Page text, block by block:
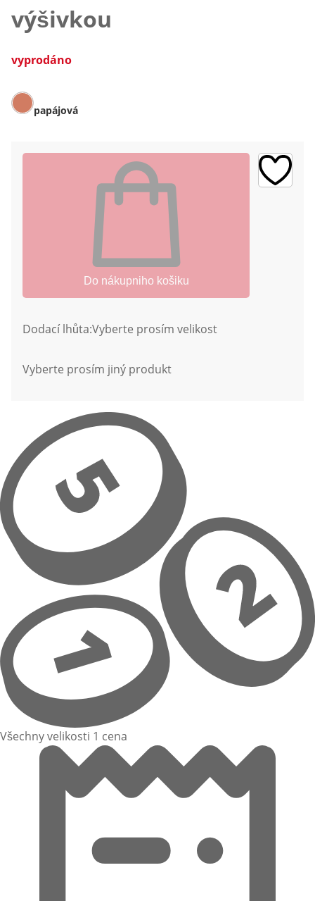
výšivkou
vyprodáno
papájová
Do nákupniho košiku
Dodací lhůta:Vyberte prosím velikost
Vyberte prosím jiný produkt
Všechny velikosti 1 cena